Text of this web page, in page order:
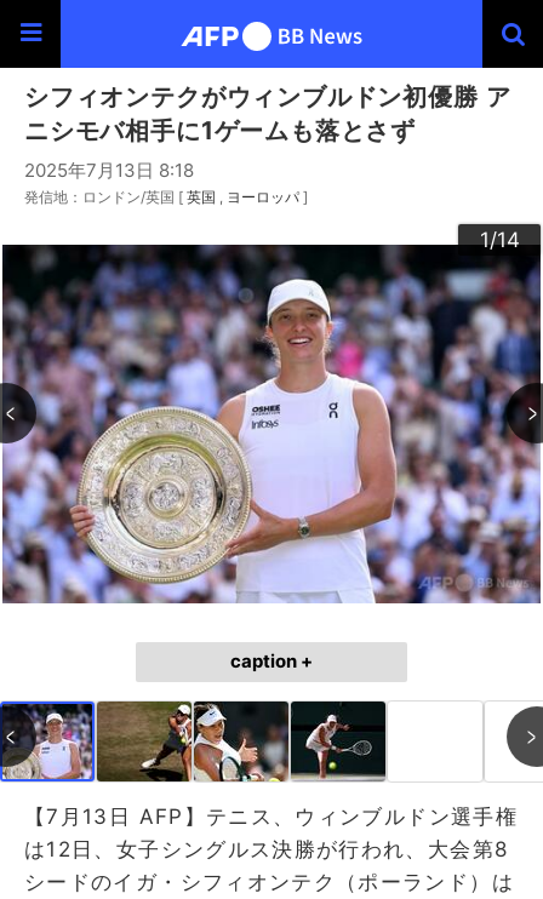
シフィオンテクがウィンブルドン初優勝 ア
ニシモバ相手に1ゲームも落とさず
2025年7月13日 8:18
発信地：ロンドン/英国 [ 英国 ヨーロッパ ]
1/14
2/14
3/14
4/14
5/14
6/14
7/14
8/14
9/14
10/14
11/14
12/14
13/14
14/14
caption +
【7月13日 AFP】テニス、ウィンブルドン選手権
は12日、女子シングルス決勝が行われ、大会第8
シードのイガ・シフィオンテク（ポーランド）は